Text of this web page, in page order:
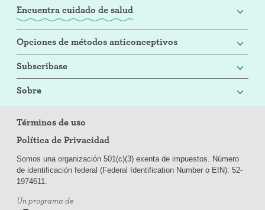
Encuentra cuidado de salud
Opciones de métodos anticonceptivos
Subscribase
Sobre
Términos de uso
Política de Privacidad
Somos una organización 501(c)(3) exenta de impuestos. Número
de identificación federal (Federal Identification Number o EIN): 52-
1974611.
Un programa de